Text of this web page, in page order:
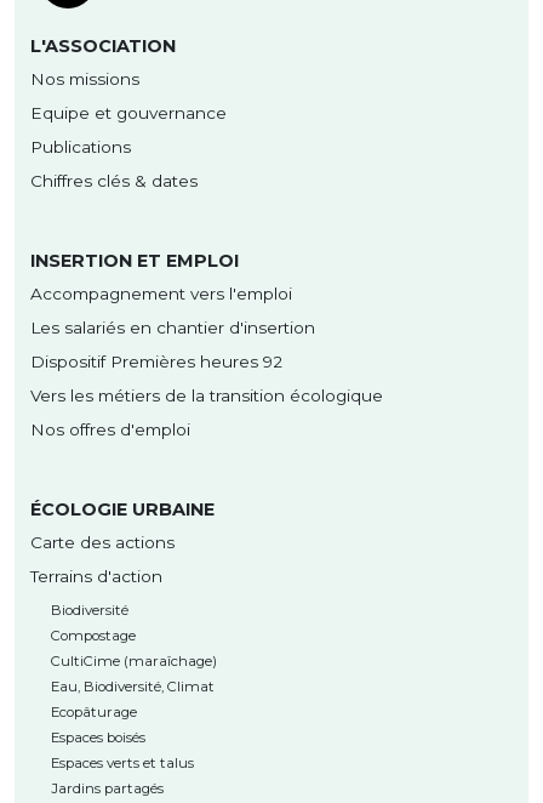
L'ASSOCIATION
Nos missions
Equipe et gouvernance
Publications
Chiffres clés & dates
INSERTION ET EMPLOI
Accompagnement vers l'emploi
Les salariés en chantier d'insertion
Dispositif Premières heures 92
Vers les métiers de la transition écologique
Nos offres d'emploi
ÉCOLOGIE URBAINE
Carte des actions
Terrains d'action
Biodiversité
Compostage
CultiCime (maraîchage)
Eau, Biodiversité, Climat
Ecopâturage
Espaces boisés
Espaces verts et talus
Jardins partagés